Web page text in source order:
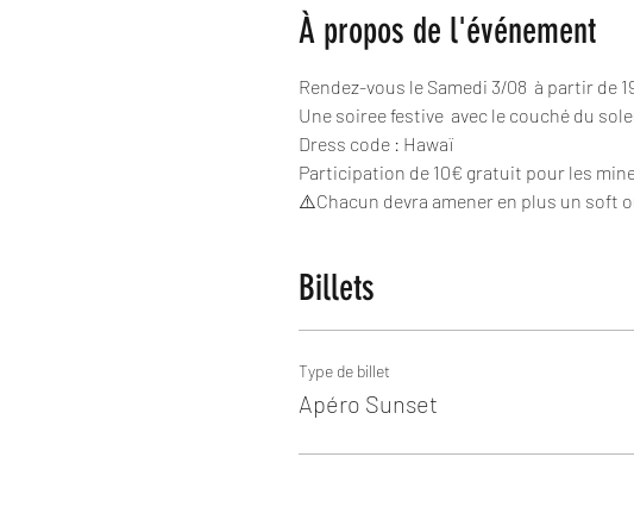
À propos de l'événement
Rendez-vous le Samedi 3/08  à partir de
Une soiree festive  avec le couché du
Dress code : Hawaï
Participation de 10€ gratuit pour les
⚠️Chacun devra amener en plus un soft
Billets
Type de billet
Apéro Sunset